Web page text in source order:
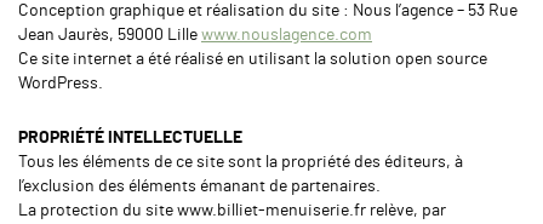
Conception graphique et réalisation du site : Nous l’agence – 53 Rue
Jean Jaurès, 59000 Lille www.nouslagence.com
Ce site internet a été réalisé en utilisant la solution open source
WordPress.
PROPRIÉTÉ INTELLECTUELLE
Tous les éléments de ce site sont la propriété des éditeurs, à
l’exclusion des éléments émanant de partenaires.
La protection du site www.billiet-menuiserie.fr relève, par